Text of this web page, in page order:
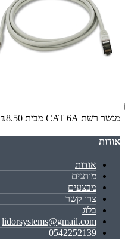
מגשר רשת CAT 6A מבית WisternWire ₪8.50
אודות
אודות
מותגים
מבצעים
צרו קשר
בלוג
lidorsystems@gmail.com
0542252139